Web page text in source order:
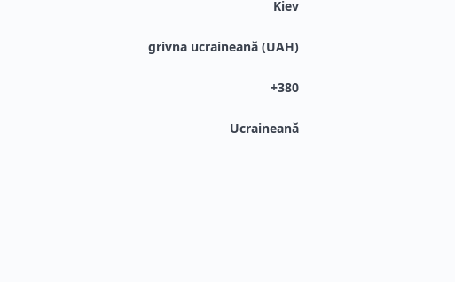
Kiev
grivna ucraineană (UAH)
+380
Ucraineană